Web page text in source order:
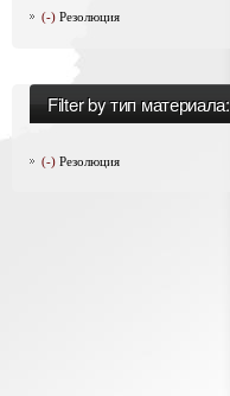
(-) Резолюция
Filter by тип материала:
(-) Резолюция